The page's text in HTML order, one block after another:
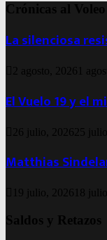
Crónicas al Voleo
La silenciosa
2 agosto, 2026 1
El Vuelo 19 y el
26 julio, 2026 25
Matthias
19 julio, 2026 18
Saldos y Retazos